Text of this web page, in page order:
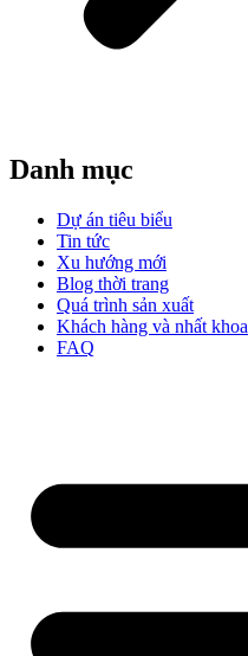
Danh mục
Dự án tiêu biểu
Tin tức
Xu hướng mới
Blog thời trang
Quá trình sản xuất
Khách hàng và nhất khoa
FAQ